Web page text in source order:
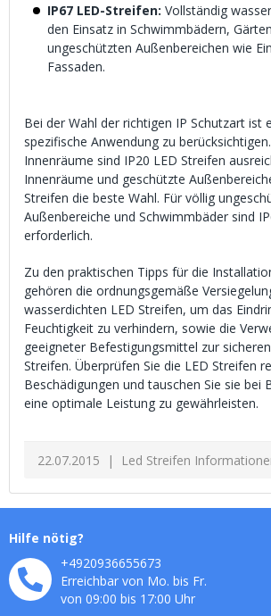
IP67 LED-Streifen: Vollständig
den Einsatz in Schwimmbädern,
ungeschützten Außenbereichen wie
Fassaden.
Bei der Wahl der richtigen IP Schutzart ist
spezifische Anwendung zu
Innenräume sind IP20 LED Streifen
Innenräume und geschützte
Streifen die beste Wahl. Für völlig
Außenbereiche und Schwimmbäder sind
erforderlich.
Zu den praktischen Tipps für die
gehören die ordnungsgemäße
wasserdichten LED Streifen, um das
Feuchtigkeit zu verhindern, sowie die
geeigneter Befestigungsmittel zur
Streifen. Überprüfen Sie die LED Streifen
Beschädigungen und tauschen Sie sie bei
eine optimale Leistung zu gewährleisten.
22.07.2015 Led Streifen
Hilfe nötig?
+4920936655673
Erreichbar von Mo. bis Fr.
von 09:00 bis 17:00 Uhr